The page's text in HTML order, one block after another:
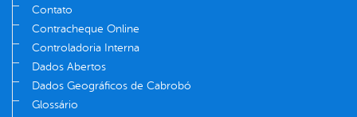
Contato
Contracheque Online
Controladoria Interna
Dados Abertos
Dados Geográficos de Cabrobó
Glossário